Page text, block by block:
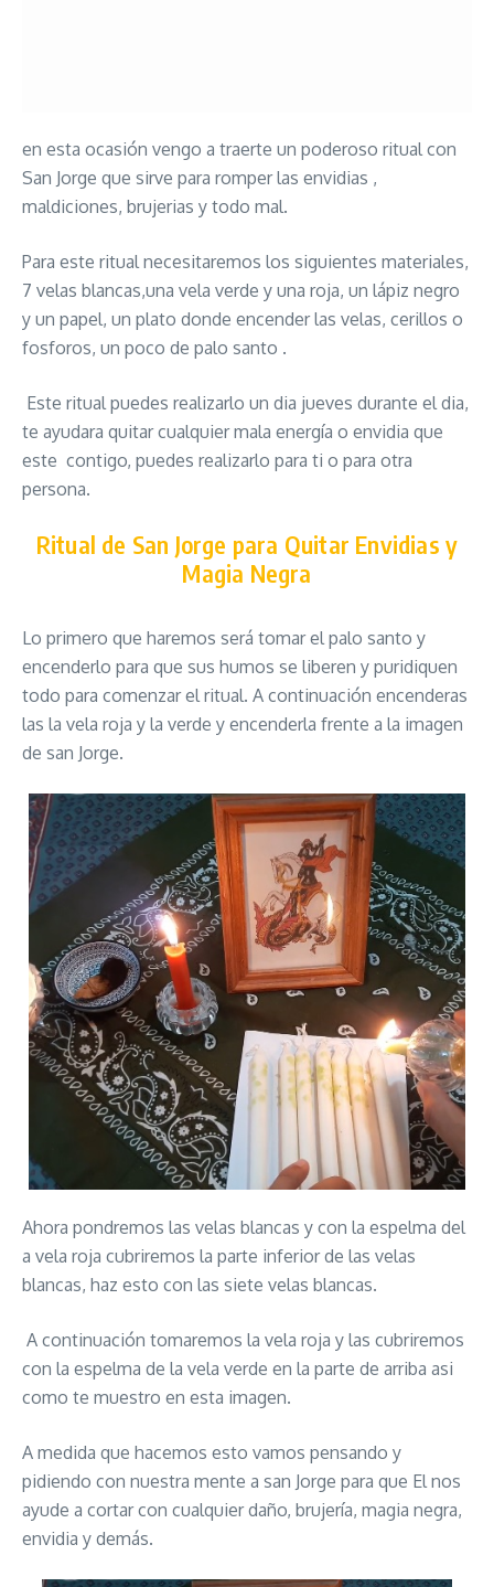
en esta ocasión vengo a traerte un poderoso ritual con
San Jorge que sirve para romper las envidias ,
maldiciones, brujerias y todo mal.
Para este ritual necesitaremos los siguientes materiales,
7 velas blancas,una vela verde y una roja, un lápiz negro
y un papel, un plato donde encender las velas, cerillos o
fosforos, un poco de palo santo .
Este ritual puedes realizarlo un dia jueves durante el dia,
te ayudara quitar cualquier mala energía o envidia que
este contigo, puedes realizarlo para ti o para otra
persona.
Ritual de San Jorge para Quitar Envidias y
Magia Negra
Lo primero que haremos será tomar el palo santo y
encenderlo para que sus humos se liberen y puridiquen
todo para comenzar el ritual. A continuación encenderas
las la vela roja y la verde y encenderla frente a la imagen
de san Jorge.
Ahora pondremos las velas blancas y con la espelma del
a vela roja cubriremos la parte inferior de las velas
blancas, haz esto con las siete velas blancas.
A continuación tomaremos la vela roja y las cubriremos
con la espelma de la vela verde en la parte de arriba asi
como te muestro en esta imagen.
A medida que hacemos esto vamos pensando y
pidiendo con nuestra mente a san Jorge para que El nos
ayude a cortar con cualquier daño, brujería, magia negra,
envidia y demás.